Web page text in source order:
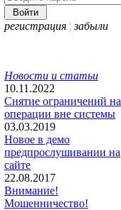
регистрация ¦ забыли
Новости и статьи
10.11.2022
Снятие ограничений на
операции вне системы
03.03.2019
Новое в демо
предпрослушивании на
сайте
22.08.2017
Внимание!
Мошенничество!